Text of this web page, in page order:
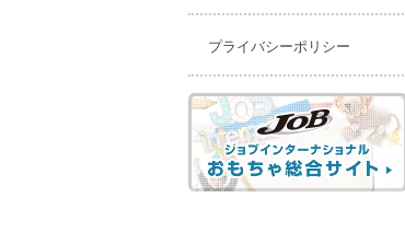
プライバシーポリシー